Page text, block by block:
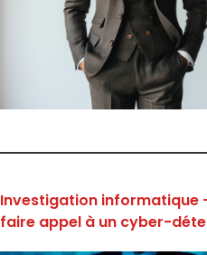
Investigation informatique
faire appel à un cyber-